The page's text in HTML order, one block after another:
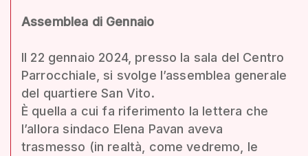
Assemblea di Gennaio
Il 22 gennaio 2024, presso la sala del Centro
Parrocchiale, si svolge l’assemblea generale
del quartiere San Vito.
È quella a cui fa riferimento la lettera che
l’allora sindaco Elena Pavan aveva
trasmesso (in realtà, come vedremo, le